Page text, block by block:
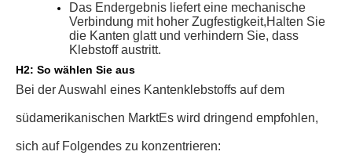
Das Endergebnis liefert eine mechanische
Verbindung mit hoher Zugfestigkeit,Halten Sie
die Kanten glatt und verhindern Sie, dass
Klebstoff austritt.
H2: So wählen Sie aus
Bei der Auswahl eines Kantenklebstoffs auf dem
südamerikanischen MarktEs wird dringend empfohlen,
sich auf Folgendes zu konzentrieren: